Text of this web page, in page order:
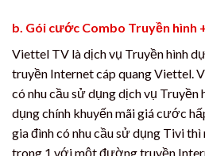
b. Gói cước Combo Truyền hình
Viettel TV là dịch vụ Truyền hình
truyền Internet cáp quang Viettel.
có nhu cầu sử dụng dịch vụ
dụng chính khuyến mãi giá cước
gia đình có nhu cầu sử dụng Tivi
trong 1 với một đường truyền